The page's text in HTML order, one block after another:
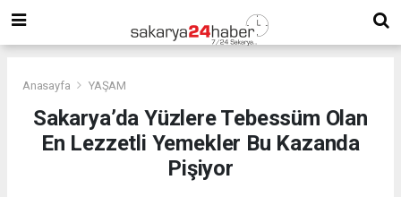
Anasayfa YAŞAM
Sakarya’da Yüzlere Tebessüm Olan
En Lezzetli Yemekler Bu Kazanda
Pişiyor